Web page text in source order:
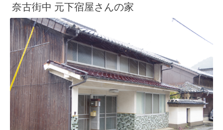
奈古街中 元下宿屋さんの家